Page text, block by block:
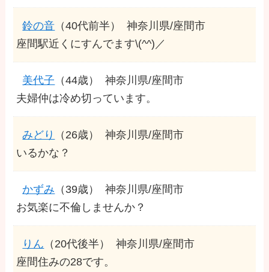
鈴の音 （40代前半）
神奈川県/座間市
座間駅近くにすんでます\(^^)／
美代子 （44歳）
神奈川県/座間市
夫婦仲は冷め切っています。
みどり （26歳）
神奈川県/座間市
いるかな？
かずみ （39歳）
神奈川県/座間市
お気楽に不倫しませんか？
りん （20代後半）
神奈川県/座間市
座間住みの28です。